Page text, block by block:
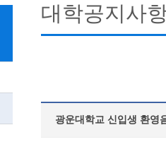
대학공지사
광운대학교 신입생 환영